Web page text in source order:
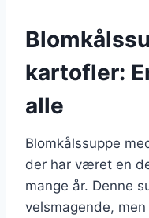
kartofler:
alle
Blomkålssuppe
der har været en
mange år. Denne
velsmagende,